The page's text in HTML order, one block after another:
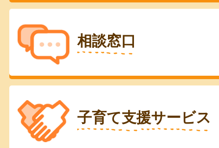
相談窓口
子育て支援サービス